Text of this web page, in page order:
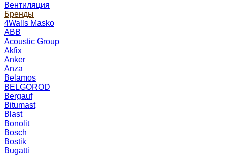
Вентиляция
Бренды
4Walls Masko
ABB
Acoustic Group
Akfix
Anker
Anza
Belamos
BELGOROD
Bergauf
Bitumast
Blast
Bonolit
Bosch
Bostik
Bugatti